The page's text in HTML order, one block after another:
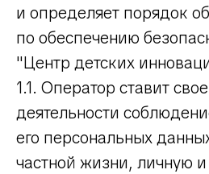
и определяет порядок
по обеспечению
"Центр детских
1.1. Оператор ставит
деятельности
его персональных
частной жизни, личную